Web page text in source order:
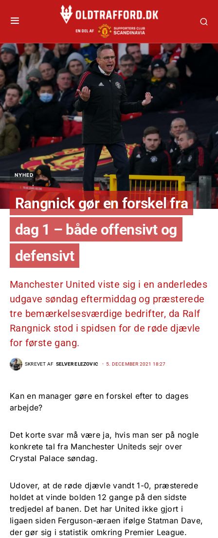
NYHED
Rangnick gør en forskel fra
dag 1 – både offensivt og
defensivt
Manchester United viste sig i en anderledes
udgave søndag eftermiddag og præsterede
tre bemærkelsesværdige bedrifter, da Ralf
Rangnick stod i spidsen for de røde djævle
for første gang.
SKREVET AF SELVER ELEZOVIC 5. DECEMBER 2021 18:27
Kan en manager gøre en forskel efter to dages
arbejde?
Det korte svar må være ja, hvis man ser på nogle
konkrete tal fra Manchester Uniteds sejr over
Crystal Palace søndag.
Udover, at de røde djævle vandt 1-0, præsterede
holdet at vinde bolden 12 gange på den sidste
tredjedel af banen. Det har United ikke gjort i
ligaen siden Ferguson-æraen ifølge Statman Dave,
der gør sig i statistik omkring Premier League.